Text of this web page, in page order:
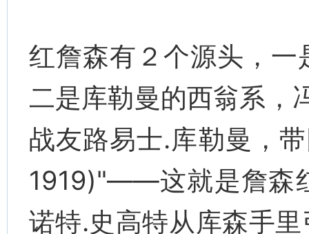
红詹森有２个源头，
二是库勒曼的西翁系，
战友路易士.库勒曼，
1919)"——这就是詹森
诺特.史高特从库森手